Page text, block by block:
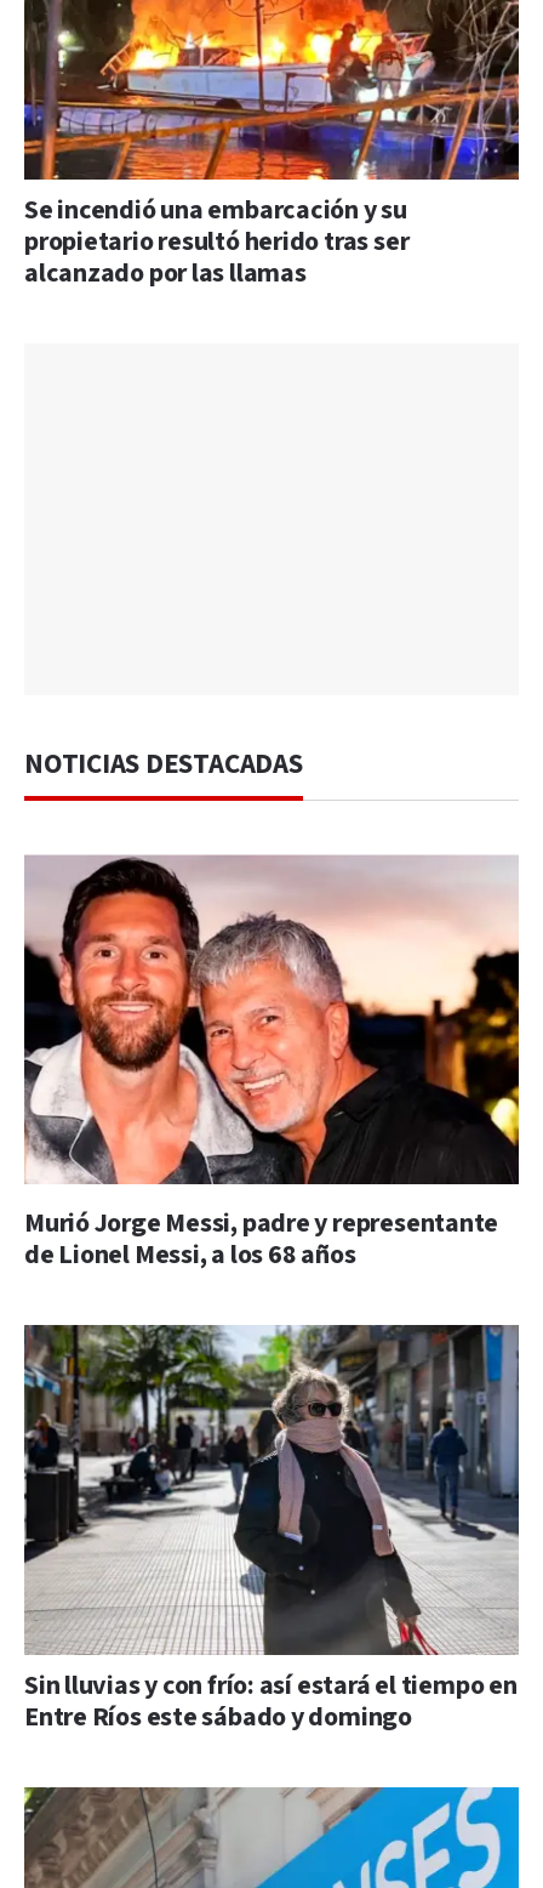
Se incendió una embarcación y su
propietario resultó herido tras ser
alcanzado por las llamas
NOTICIAS DESTACADAS
Murió Jorge Messi, padre y representante
de Lionel Messi, a los 68 años
Sin lluvias y con frío: así estará el tiempo en
Entre Ríos este sábado y domingo